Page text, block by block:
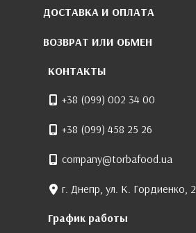
ДОСТАВКА И ОПЛАТА
ВОЗВРАТ ИЛИ ОБМЕН
КОНТАКТЫ
+38 (099) 002 34 00
+38 (099) 458 25 26
company@torbafood.ua
г. Днепр, ул. К. Гордиенко, 2
График работы